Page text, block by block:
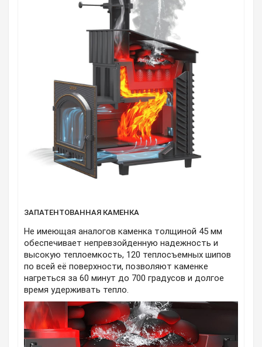
ЗАПАТЕНТОВАННАЯ КАМЕНКА
Не имеющая аналогов каменка толщиной 45 мм
обеспечивает непревзойденную надежность и
высокую теплоемкость, 120 теплосъемных шипов
по всей её поверхности, позволяют каменке
нагреться за 60 минут до 700 градусов и долгое
время удерживать тепло.